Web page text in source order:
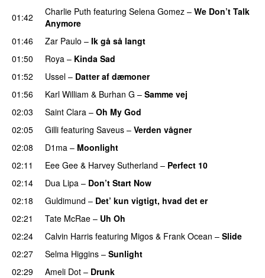
01:42
Charlie Puth featuring Selena Gomez – We Don’t Talk
Anymore
01:46
Zar Paulo – Ik gå så langt
01:50
Roya – Kinda Sad
01:52 Ussel – Datter af dæmoner
01:56 Karl William & Burhan G – Samme vej
02:03
Saint Clara – Oh My God
02:05
Gilli featuring Saveus – Verden vågner
02:08
D1ma – Moonlight
02:11
Eee Gee & Harvey Sutherland – Perfect 10
02:14
Dua Lipa – Don’t Start Now
02:18
Guldimund – Det’ kun vigtigt, hvad det er
02:21 Tate McRae – Uh Oh
02:24 Calvin Harris featuring Migos & Frank Ocean – Slide
02:27
Selma Higgins – Sunlight
02:29 Ameli Dot – Drunk